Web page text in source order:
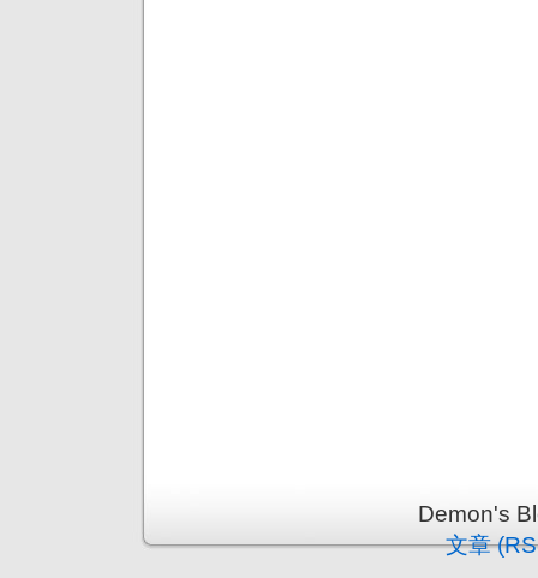
Demon's
文章